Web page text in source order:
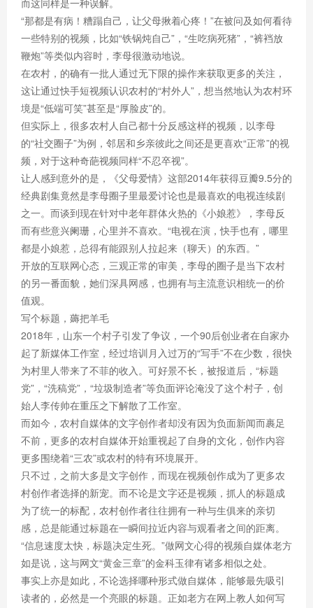
而这同样是一种误解。
“那都是有病！糟蹋自己，让父母揪着心疼！”在被问及如何看待
一些特别的视频，比如“铁锅炖自己”，“生吃病死猪”，“裤裆放
鞭炮”等类似内容时，李母很激动地说。
在农村，的确有一批人通过无下限的操作来获取更多的关注，
这让通过快手短视频认识农村的“村外人”，想当然地认为农村环
境是“低端可笑”甚至是“厚脸皮”的。
但实际上，很多农村人自己都十分反感这样的视频，以李母
的“社交圈子”为例，邻居和乡亲彼此之间还是更喜欢“正常”的视
频，对于这种奇葩视频同样“不忍卒视”。
让人感到意外的是，《父母爱情》这部2014年获得豆瓣9.5分的
经典剧集竟然是李母圈子里最爱讨论也是最喜欢的电视连续剧
之一。而谈到现在针对中老年群体火热的《小娘惹》，李母反
而有些意兴阑珊，心里并不喜欢。“电视在演，快手也有，哪里
都是小娘惹，总得有能跟别人拉起来（聊天）的东西。”
开放的互联网心态，三观正常的审美，李母的圈子是当下农村
的另一番面貌，她们深具网感，也拥有与主流意识相统一的价
值观。
写个标题，薅把羊毛
2018年，山东一个村子引发了争议，一个90后创业者在自家办
起了新媒体工作室，经过培训月入过万的“写手”不在少数，很快
为村里人带来了不菲的收入。可好景不长，被报道后，“标题
党”，“洗稿党”，“垃圾制造者”等负面评论淹没了这个村子，创
始人李传帅在重压之下解散了工作室。
而如今，农村自媒体的文字创作者却没有因为负面新闻而裹足
不前，更多的农村自媒体开始重视起了自身的文化，创作内容
更多围绕着“三农”或农村的特有环境展开。
只不过，之前大多是文字创作，而现在视频创作成为了更多农
村创作者选择的新宠。而不论是文字还是视频，抓人的标题成
为了统一的标配，农村创作者往往拥有一种与生俱来的亲切
感，总是能通过标题在一瞬间拉近内容与观看者之间的距离。
“信息速度太快，标题决定生死。”做网文心得的视频自媒体老方
如是说，这与网文“黄金三章”的金科玉律有诸多相似之处。
事实上亦是如此，不论选择哪种形式做自媒体，能够最先吸引
读者的，必然是一个亮眼的标题。正如老方在网上教人如何写